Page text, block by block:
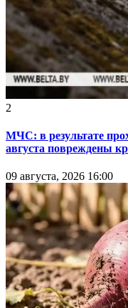
2
МЧС: в результате
августа повреждены
09 августа, 2026 16:00